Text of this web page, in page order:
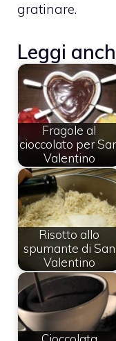
gratinare.
Leggi
Fragole al
cioccolato per
Valentino
Risotto allo
spumante di San
Valentino